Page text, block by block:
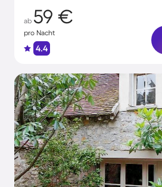
ab 59 €
pro Nacht
4.4